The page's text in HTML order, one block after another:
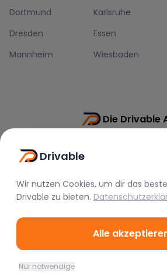
Dortmund
Karlsruhe
Dresden
Essen
Mannheim
Wiesbaden
Die Drivable
©2026Drivable.Alle Rechte
Drivable
Wir nutzen Cookies, um dir das
Drivable zu bieten.
Alle
Nur notwendige